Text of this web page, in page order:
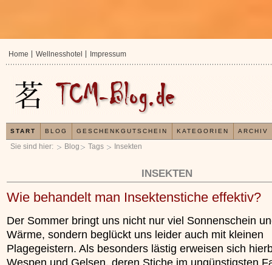
Sie sind hier: Blog Tags Insekten
INSEKTEN
Wie behandelt man Insektenstiche effektiv?
Der Sommer bringt uns nicht nur viel Sonnenschein
Wärme, sondern beglückt uns leider auch mit kleinen
Plagegeistern. Als besonders lästig erweisen sich
Wespen und Gelsen, deren Stiche im ungünstigsten
x
In der TCM sind Experten der Meinung, dass jeder
Jetzt kostenlos
Home Wellnesshotel Impressum
START BLOG GESCHENKGUTSCHEIN KATEGORIEN ARCHIV